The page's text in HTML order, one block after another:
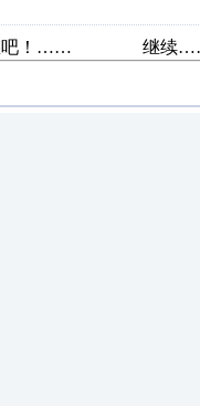
忽悠吧！…… 继续